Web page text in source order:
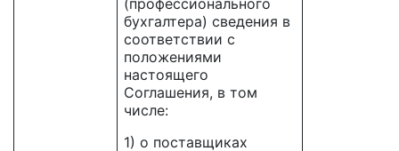
(профессионального
бухгалтера) сведения в
соответствии с
положениями
настоящего
Соглашения, в том
числе:
1) о поставщиках